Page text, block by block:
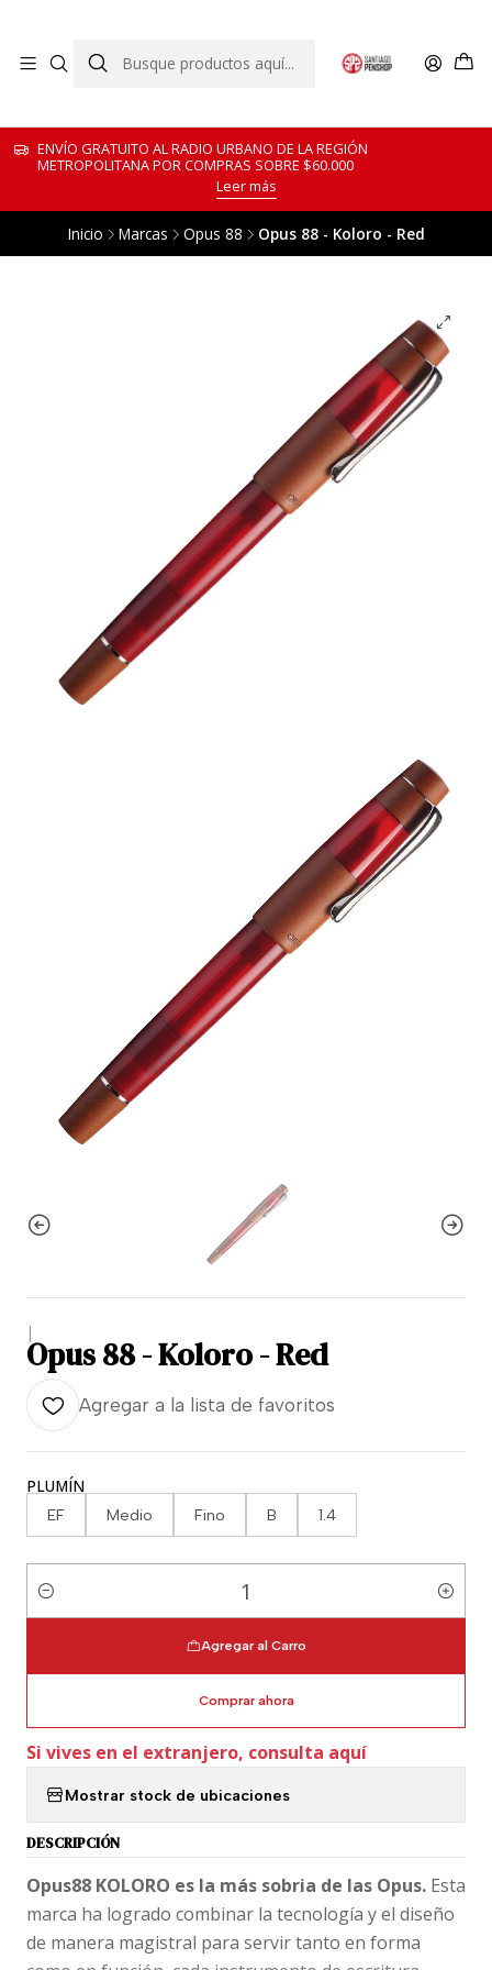
ENVÍO GRATUITO AL RADIO URBANO DE LA REGIÓN
METROPOLITANA POR COMPRAS SOBRE $60.000
Leer más
Inicio Marcas Opus 88 Opus 88 - Koloro - Red
|
Opus 88 - Koloro - Red
Agregar a la lista de favoritos
PLUMÍN
EF Medio Fino B 1.4
Cantidad
Agregar al Carro
Comprar ahora
Si vives en el extranjero, consulta aquí
Mostrar stock de ubicaciones
DESCRIPCIÓN
Opus88 KOLORO es la más sobria de las Opus. Esta
marca ha logrado combinar la tecnología y el diseño
de manera magistral para servir tanto en forma